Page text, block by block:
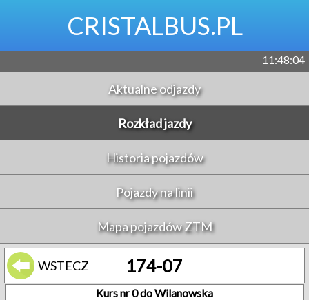
CRISTALBUS.PL
11:48:04
Aktualne odjazdy
Rozkład jazdy
Historia pojazdów
Pojazdy na linii
Mapa pojazdów ZTM
WSTECZ 174-07
Kurs nr 0 do Wilanowska